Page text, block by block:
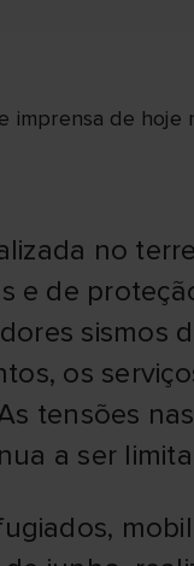
de hoje
no
e de
sismos
os
tensões
a ser